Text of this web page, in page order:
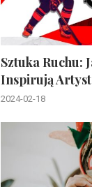
Sztuka Ruchu:
Inspirują
2024-02-18